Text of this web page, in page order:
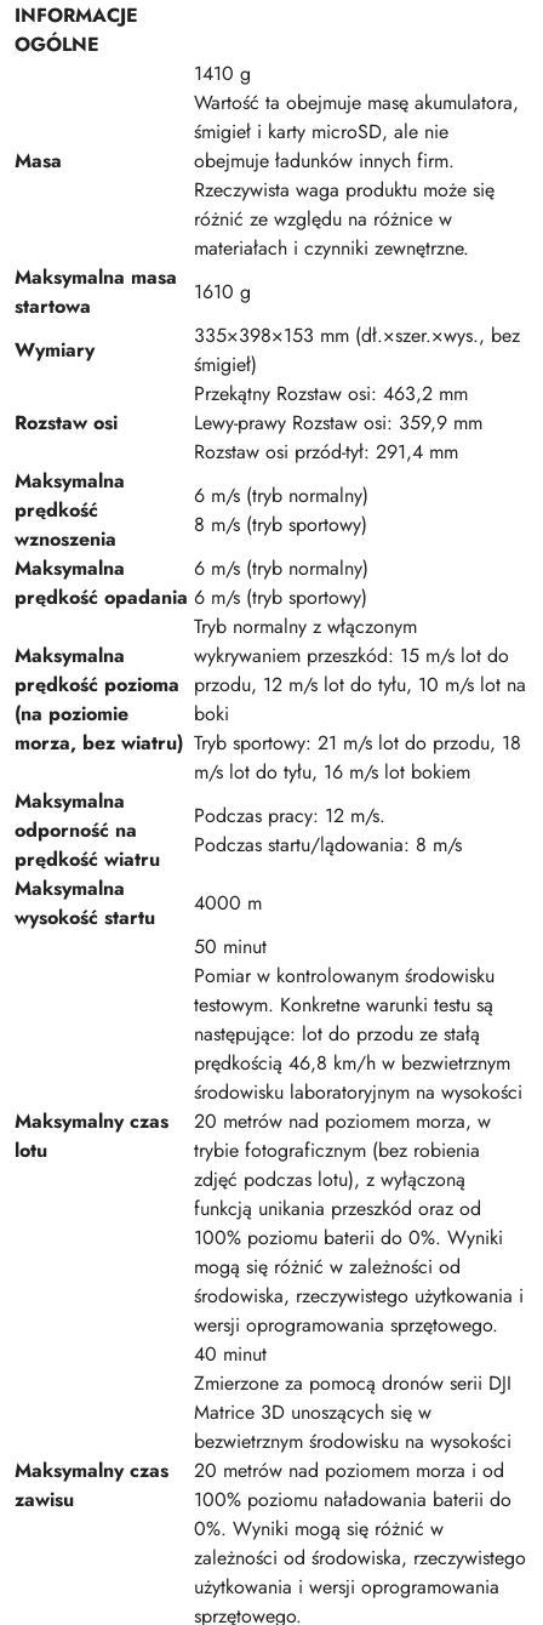
INFORMACJE
OGÓLNE
Masa
‌1410 g
Wartość ta obejmuje masę akumulatora,
śmigieł i karty microSD, ale nie
obejmuje ładunków innych firm.
Rzeczywista waga produktu może się
różnić ze względu na różnice w
materiałach i czynniki zewnętrzne.
Maksymalna masa
startowa
1610 g
Wymiary
335×398×153 mm (dł.×szer.×wys., bez
śmigieł)
Rozstaw osi
Przekątny Rozstaw osi: 463,2 mm
Lewy-prawy Rozstaw osi: 359,9 mm
Rozstaw osi przód-tył: 291,4 mm
Maksymalna
prędkość
wznoszenia
6 m/s (tryb normalny)
8 m/s (tryb sportowy)
Maksymalna
prędkość opadania
6 m/s (tryb normalny)
6 m/s (tryb sportowy)
Maksymalna
prędkość pozioma
(na poziomie
morza, bez wiatru)
Tryb normalny z włączonym
wykrywaniem przeszkód: 15 m/s lot do
przodu, 12 m/s lot do tyłu, 10 m/s lot na
boki
Tryb sportowy: 21 m/s lot do przodu, 18
m/s lot do tyłu, 16 m/s lot bokiem
Maksymalna
odporność na
prędkość wiatru
Podczas pracy: 12 m/s.
Podczas startu/lądowania: 8 m/s
Maksymalna
wysokość startu
4000 m
Maksymalny czas
lotu
50 minut
Pomiar w kontrolowanym środowisku
testowym. Konkretne warunki testu są
następujące: lot do przodu ze stałą
prędkością 46,8 km/h w bezwietrznym
środowisku laboratoryjnym na wysokości
20 metrów nad poziomem morza, w
trybie fotograficznym (bez robienia
zdjęć podczas lotu), z wyłączoną
funkcją unikania przeszkód oraz od
100% poziomu baterii do 0%. Wyniki
mogą się różnić w zależności od
środowiska, rzeczywistego użytkowania i
wersji oprogramowania sprzętowego.
Maksymalny czas
zawisu
40 minut
Zmierzone za pomocą dronów serii DJI
Matrice 3D unoszących się w
bezwietrznym środowisku na wysokości
20 metrów nad poziomem morza i od
100% poziomu naładowania baterii do
0%. Wyniki mogą się różnić w
zależności od środowiska, rzeczywistego
użytkowania i wersji oprogramowania
sprzętowego.